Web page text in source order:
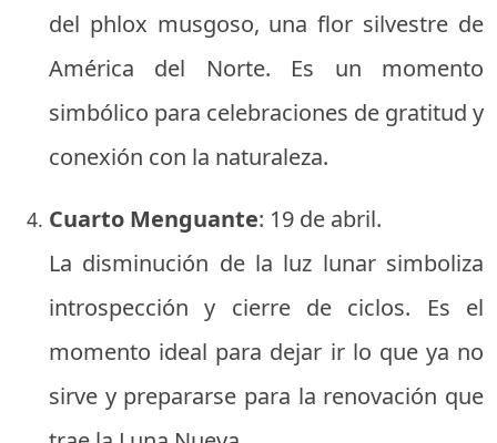
del phlox musgoso, una flor silvestre de
América del Norte. Es un momento
simbólico para celebraciones de gratitud y
conexión con la naturaleza.
Cuarto Menguante: 19 de abril.
La disminución de la luz lunar simboliza
introspección y cierre de ciclos. Es el
momento ideal para dejar ir lo que ya no
sirve y prepararse para la renovación que